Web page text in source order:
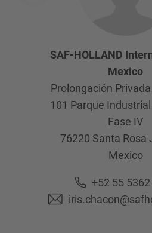
SAF-HOLLAND
Mexico
Prolongación
101 Parque
Fase IV
76220 Santa Rosa
Mexico
+52 55